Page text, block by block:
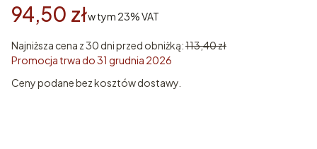
94,50 złw tym 23% VAT
w tym 23%VAT
Najniższa cena z 30 dni przed obniżką:113,40 zł
Promocja trwa do 31 grudnia 2026
Ceny podane bez kosztów dostawy.